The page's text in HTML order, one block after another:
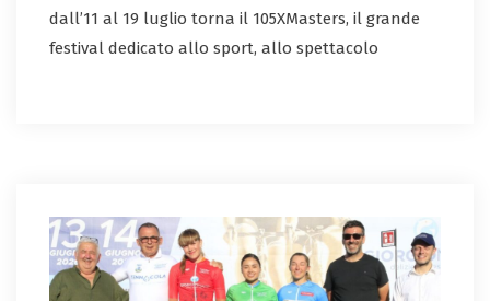
dall’11 al 19 luglio torna il 105XMasters, il grande
festival dedicato allo sport, allo spettacolo